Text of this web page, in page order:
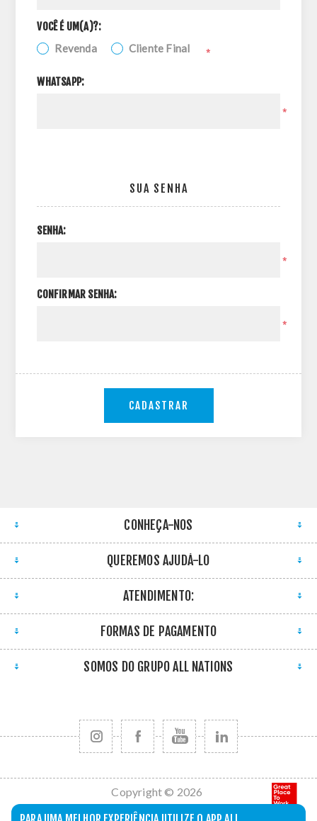
VOCÊ É UM(A)?:
Revenda Cliente Final *
WHATSAPP:
*
SUA SENHA
SENHA:
*
CONFIRMAR SENHA:
*
CADASTRAR
CONHEÇA-NOS
QUEREMOS AJUDÁ-LO
ATENDIMENTO:
FORMAS DE PAGAMENTO
SOMOS DO GRUPO ALL NATIONS
Copyright © 2026
All Nations. Todos